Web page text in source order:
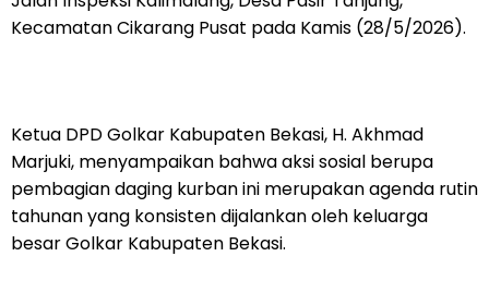
Kecamatan Cikarang Pusat pada Kamis (28/5/2026).
Ketua DPD Golkar Kabupaten Bekasi, H. Akhmad
Marjuki, menyampaikan bahwa aksi sosial berupa
pembagian daging kurban ini merupakan agenda rutin
tahunan yang konsisten dijalankan oleh keluarga
besar Golkar Kabupaten Bekasi.